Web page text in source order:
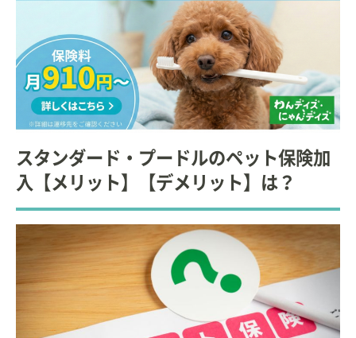
スタンダード・プードルのペット保険加
入【メリット】【デメリット】は？